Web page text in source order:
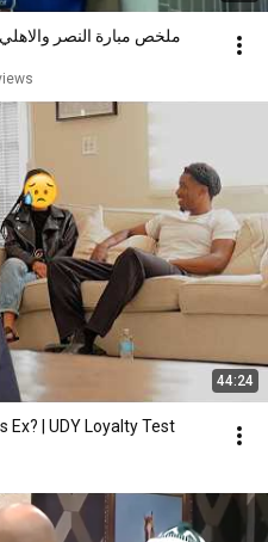
44:24
Ex? | UDY Loyalty Test